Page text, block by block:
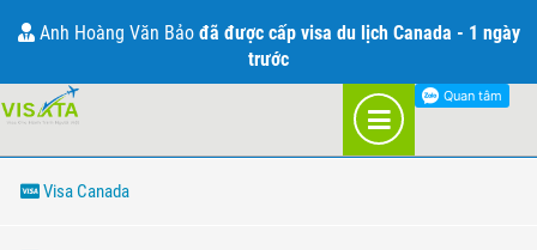
THÔNG TIN VỀ VISA
THÔNG TIN VỀ VISA
Visa Canada
Anh Hoàng Văn Bảo đã được cấp visa du lịch Canada - 1 ngày
trước